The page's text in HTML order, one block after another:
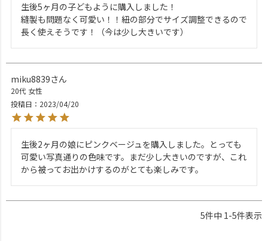
生後5ヶ月の子どもように購入しました！
縫製も問題なく可愛い！！紐の部分でサイズ調整できるので
長く使えそうです！（今は少し大きいです）
miku8839
20代 女性
投稿日
2023/04/20
生後2ヶ月の娘にピンクベージュを購入しました。とっても
可愛い写真通りの色味です。まだ少し大きいのですが、これ
から被ってお出かけするのがとても楽しみです。
5件中 1-5件表示